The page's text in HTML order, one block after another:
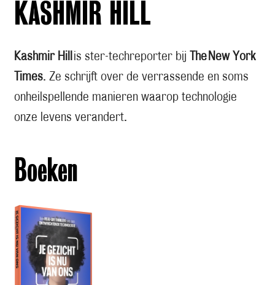
KASHMIR HILL
Kashmir Hill is ster-techreporter bij The New York
Times. Ze schrijft over de verrassende en soms
onheilspellende manieren waarop technologie
onze levens verandert.
Boeken